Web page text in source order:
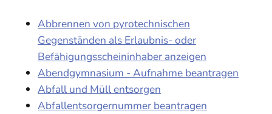
Abbrennen von pyrotechnischen
Gegenständen als Erlaubnis- oder
Befähigungsscheininhaber anzeigen
Abendgymnasium - Aufnahme beantragen
Abfall und Müll entsorgen
Abfallentsorgernummer beantragen